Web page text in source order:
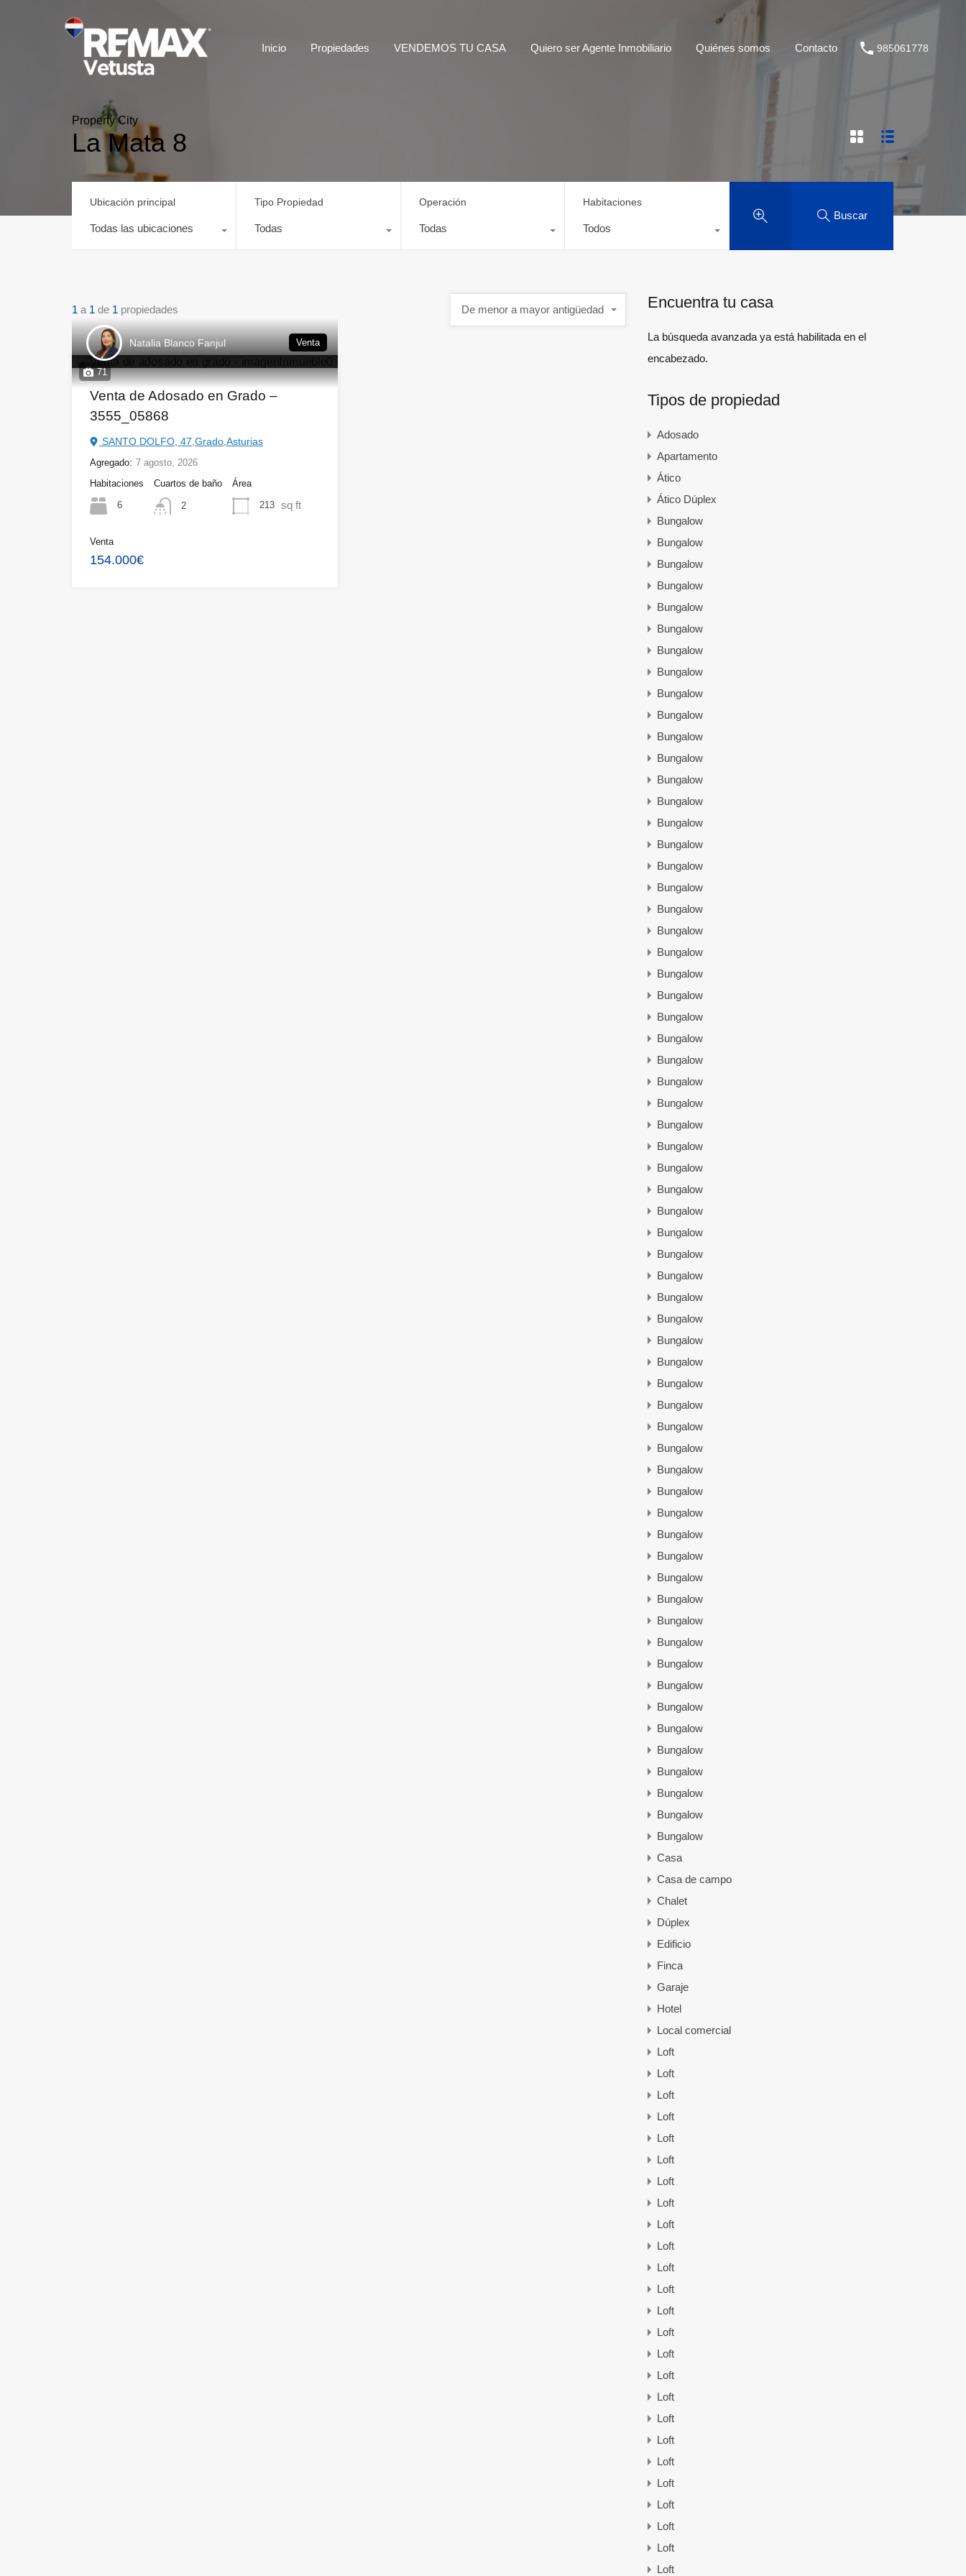
Inicio Propiedades VENDEMOS TU CASA Quiero ser Agente Inmobiliario Quiénes somos Contacto 985061778
Property City
La Mata 8
Ubicación principal
Todas las ubicaciones
Tipo Propiedad
Todas
Operación
Todas
Habitaciones
Todos
Buscar
1 a 1 de 1 propiedades De menor a mayor antigüedad
71
Natalia Blanco Fanjul Venta
Venta de Adosado en Grado –
3555_05868
SANTO DOLFO, 47,Grado,Asturias
Agregado: 7 agosto, 2026
Habitaciones
6
Cuartos de baño
2
Área
213 sq ft
Venta
154.000€
Encuentra tu casa
La búsqueda avanzada ya está habilitada en el
encabezado.
Tipos de propiedad
Adosado
Apartamento
Ático
Ático Dúplex
Bungalow
Bungalow
Bungalow
Bungalow
Bungalow
Bungalow
Bungalow
Bungalow
Bungalow
Bungalow
Bungalow
Bungalow
Bungalow
Bungalow
Bungalow
Bungalow
Bungalow
Bungalow
Bungalow
Bungalow
Bungalow
Bungalow
Bungalow
Bungalow
Bungalow
Bungalow
Bungalow
Bungalow
Bungalow
Bungalow
Bungalow
Bungalow
Bungalow
Bungalow
Bungalow
Bungalow
Bungalow
Bungalow
Bungalow
Bungalow
Bungalow
Bungalow
Bungalow
Bungalow
Bungalow
Bungalow
Bungalow
Bungalow
Bungalow
Bungalow
Bungalow
Bungalow
Bungalow
Bungalow
Bungalow
Bungalow
Bungalow
Bungalow
Bungalow
Bungalow
Bungalow
Bungalow
Casa
Casa de campo
Chalet
Dúplex
Edificio
Finca
Garaje
Hotel
Local comercial
Loft
Loft
Loft
Loft
Loft
Loft
Loft
Loft
Loft
Loft
Loft
Loft
Loft
Loft
Loft
Loft
Loft
Loft
Loft
Loft
Loft
Loft
Loft
Loft
Loft